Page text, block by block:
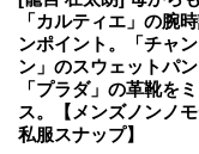
「カルティエ」の腕
ンポイント。「チャ
ン」のスウェットパ
「プラダ」の革靴を
ス。【メンズノンノ
私服スナップ】